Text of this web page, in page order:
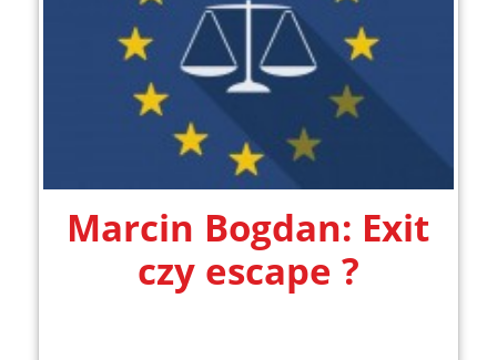
Marcin Bogdan: Exit
czy escape ?